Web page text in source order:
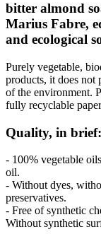
bitter almond
Marius Fabre,
and ecological
Purely vegetable,
products, it does not
of the environment.
fully recyclable
Quality, in brief:
- 100% vegetable
oil.
- Without dyes,
preservatives.
- Free of synthetic
Without synthetic